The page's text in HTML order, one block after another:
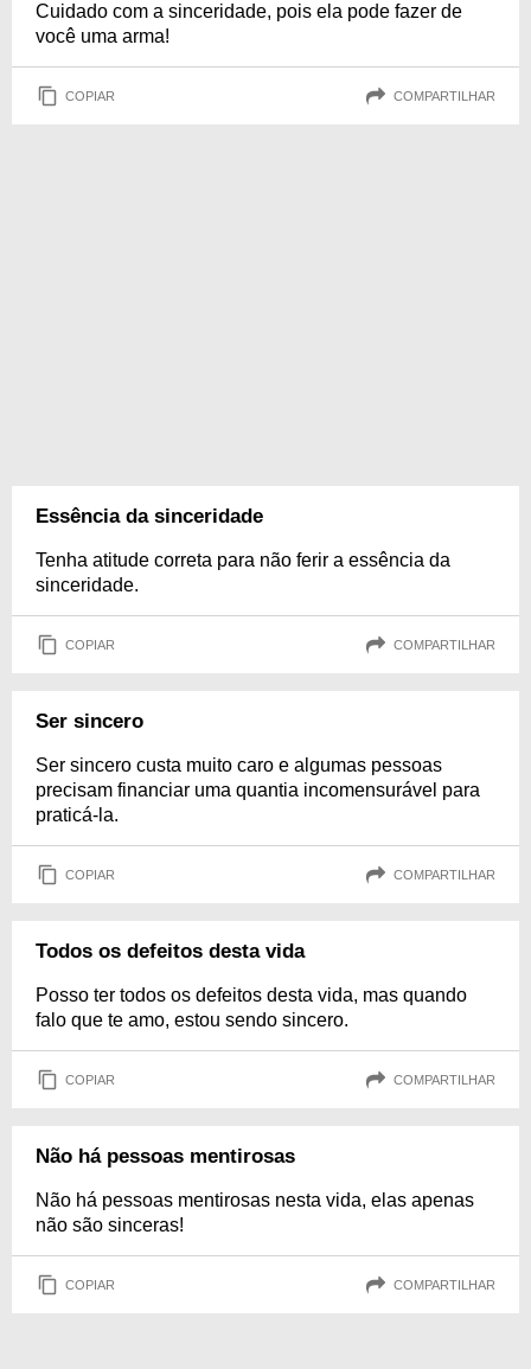
Cuidado com a sinceridade, pois ela pode fazer de
você uma arma!
COPIAR COMPARTILHAR
Essência da sinceridade
Tenha atitude correta para não ferir a essência da
sinceridade.
COPIAR COMPARTILHAR
Ser sincero
Ser sincero custa muito caro e algumas pessoas
precisam financiar uma quantia incomensurável para
praticá-la.
COPIAR COMPARTILHAR
Todos os defeitos desta vida
Posso ter todos os defeitos desta vida, mas quando
falo que te amo, estou sendo sincero.
COPIAR COMPARTILHAR
Não há pessoas mentirosas
Não há pessoas mentirosas nesta vida, elas apenas
não são sinceras!
COPIAR COMPARTILHAR